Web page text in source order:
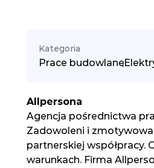
Kategoria
Prace budowlane,
Allpersona
Agencja pośrednictwa
Zadowoleni i
partnerskiej współpracy.
warunkach. Firma